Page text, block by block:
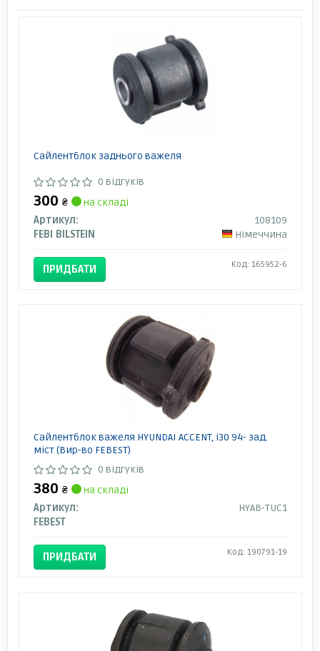
Сайлентблок заднього важеля
0 відгуків
300 ₴
на складі
Артикул:
108109
FEBI BILSTEIN
Німеччина
ПРИДБАТИ Код: 165952-6
Сайлентблок важеля HYUNDAI ACCENT, i30 94- зад.
міст (Вир-во FEBEST)
0 відгуків
380 ₴
на складі
Артикул:
HYAB-TUC1
FEBEST
ПРИДБАТИ Код: 190791-19